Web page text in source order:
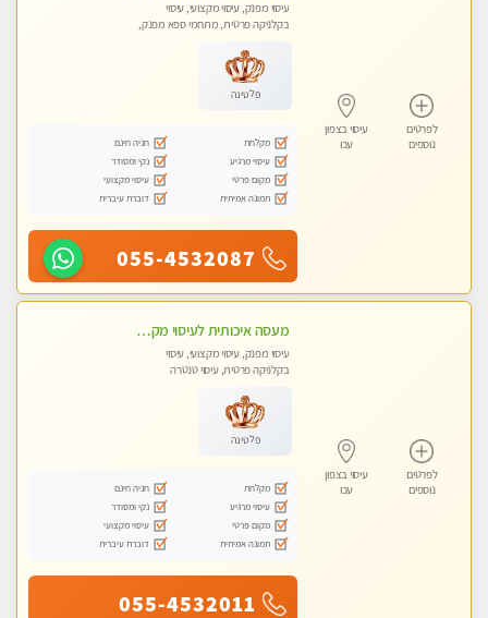
לפרטים
נוספים
עיסוי בצפון
עכו
עיסוי מפנק, עיסוי מקצועי, עיסוי
בקלניקה פרטית, מתחמי ספא מפנק,
פלטינה
מקלחת
חניה חינם
עיסוי מרגיע
נקי ומסודר
מקום פרטי
עיסוי מקצועי
תמונה אמיתית
דוברת עיברית
055-4532087
לפרטים
נוספים
עיסוי בצפון
עכו
מעסה איכותית לעיסוי מקצועי ומפנק לכל שרירי הגוף עיסוי רפואי, מרגיע, קלאסי
עיסוי מפנק, עיסוי מקצועי, עיסוי
בקלניקה פרטית, עיסוי טנטרה
פלטינה
מקלחת
חניה חינם
עיסוי מרגיע
נקי ומסודר
מקום פרטי
עיסוי מקצועי
תמונה אמיתית
דוברת עיברית
055-4532011